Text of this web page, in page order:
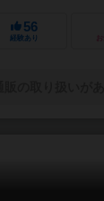
56
経験あり